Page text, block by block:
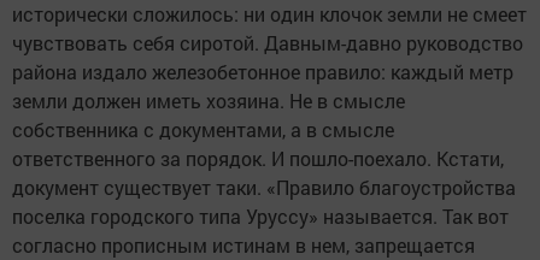
исторически сложилось: ни один клочок земли не смеет
чувствовать себя сиротой. Давным-давно руководство
района издало железобетонное правило: каждый метр
земли должен иметь хозяина. Не в смысле
собственника с документами, а в смысле
ответственного за порядок. И пошло-поехало. Кстати,
документ существует таки. «Правило благоустройства
поселка городского типа Уруссу» называется. Так вот
согласно прописным истинам в нем, запрещается